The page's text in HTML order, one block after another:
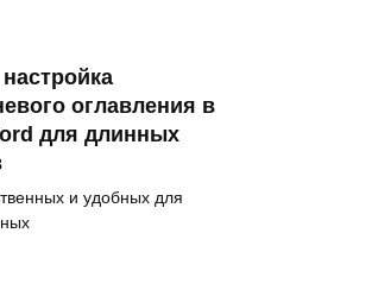
оглавления в
для длинных
и удобных для